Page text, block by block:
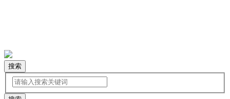
搜索